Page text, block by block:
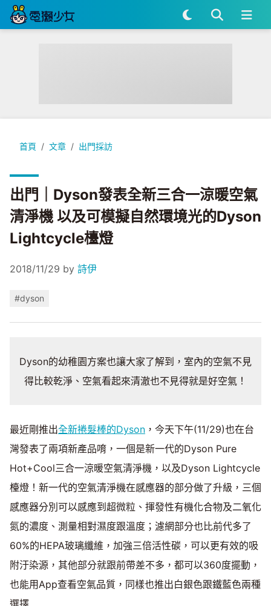
首頁 文章 出門採訪
出門｜Dyson發表全新三合一涼暖空氣清淨機 以及可模擬自
出門｜Dyson發表全新三合一涼暖空氣
清淨機 以及可模擬自然環境光的Dyson
Lightcycle檯燈
2018/11/29 by 詩伊
#dyson
Dyson的幼稚園方案也讓大家了解到，室內的空氣不見
得比較乾淨、空氣看起來清澈也不見得就是好空氣！
最近剛推出全新捲髮棒的Dyson ，今天下午(11/29)也在台
灣發表了兩項新產品唷，一個是新一代的Dyson Pure
Hot+Cool三合一涼暖空氣清淨機，以及Dyson Lightcycle
檯燈！新一代的空氣清淨機在感應器的部分做了升級，三個
感應器分別可以感應到超微粒、揮發性有機化合物及二氧化
氮的濃度、測量相對濕度跟溫度；濾網部分也比前代多了
60%的HEPA玻璃纖維，加強三倍活性碳，可以更有效的吸
附汙染源，其他部分就跟前帶差不多，都可以360度擺動，
也能用App查看空氣品質，同樣也推出白銀色跟鐵藍色兩種
選擇